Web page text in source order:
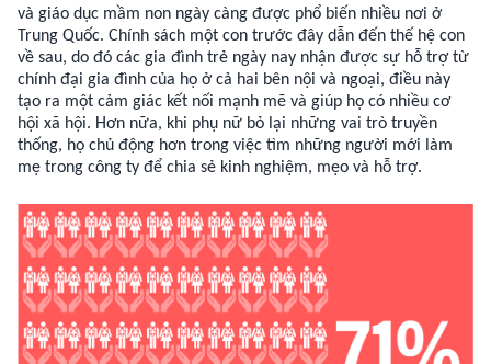
và giáo dục mầm non ngày càng được phổ biến nhiều nơi ở
Trung Quốc. Chính sách một con trước đây dẫn đến thế hệ con
về sau, do đó các gia đình trẻ ngày nay nhận được sự hỗ trợ từ
chính đại gia đình của họ ở cả hai bên nội và ngoại, điều này
tạo ra một cảm giác kết nối mạnh mẽ và giúp họ có nhiều cơ
hội xã hội. Hơn nữa, khi phụ nữ bỏ lại những vai trò truyền
thống, họ chủ động hơn trong việc tìm những người mới làm
mẹ trong công ty để chia sẻ kinh nghiệm, mẹo và hỗ trợ.